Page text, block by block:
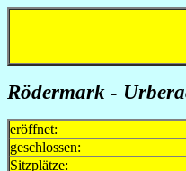
Rödermark -
eröffnet:
geschlossen:
Sitzplätze: